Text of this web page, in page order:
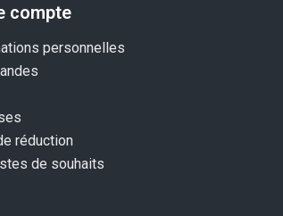
compte
personnelles
réduction
de souhaits